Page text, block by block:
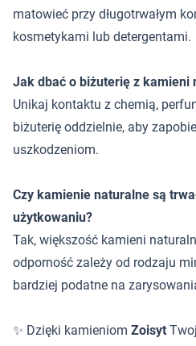
matowieć przy długotrwałym
kosmetykami lub detergentami.
Jak dbać o biżuterię z kamieni
Unikaj kontaktu z chemią,
biżuterię oddzielnie, aby
uszkodzeniom.
Czy kamienie naturalne są
użytkowaniu?
Tak, większość kamieni
odporność zależy od rodzaju
bardziej podatne na
✨ Dzięki kamieniom Zoisyt